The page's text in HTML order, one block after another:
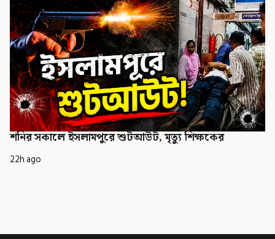
শনির সকালে ইসলামপুরে শুটআউট, মৃত্যু শিক্ষকের
22h ago